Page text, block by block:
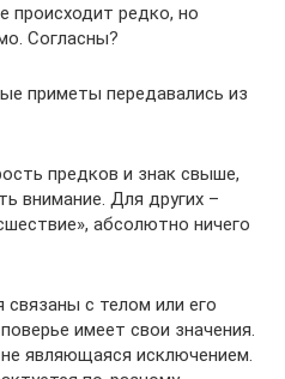
происходит редко, но
Согласны?
приметы передавались из
предков и знак свыше,
внимание. Для других –
абсолютно ничего
с телом или его
имеет свои значения.
являющаяся исключением.